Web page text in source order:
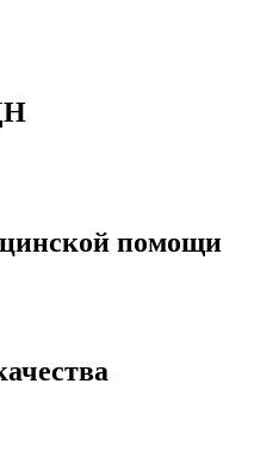
помощи